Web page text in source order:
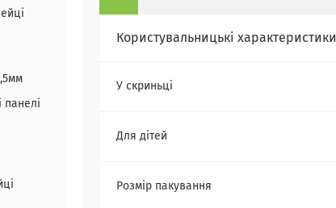
Користувальницькі характеристики
У скриньці
Для дітей
Розмір пакування
панелі